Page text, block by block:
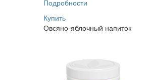
Подробности
Купить
Овсяно-яблочный напиток